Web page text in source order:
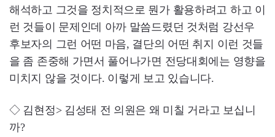
해석하고 그것을 정치적으로 뭔가 활용하려고 하고 이
런 것들이 문제인데 아까 말씀드렸던 것처럼 강선우
후보자의 그런 어떤 마음, 결단의 어떤 취지 이런 것들
을 좀 존중해 가면서 풀어나가면 전당대회에는 영향을
미치지 않을 것이다. 이렇게 보고 있습니다.
◇ 김현정> 김성태 전 의원은 왜 미칠 거라고 보십니
까?